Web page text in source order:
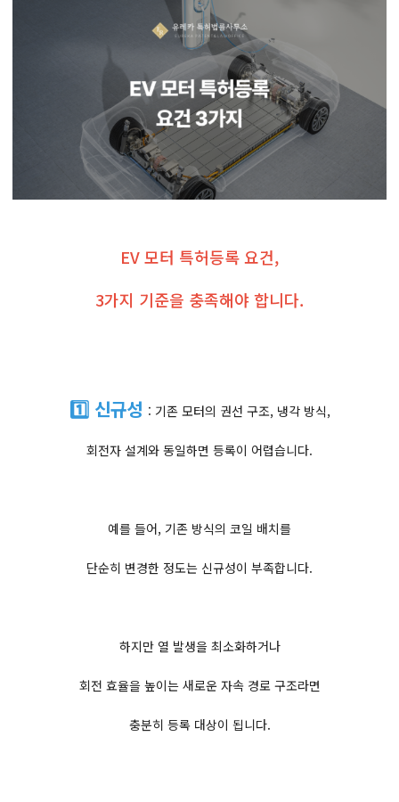
EV 모터 특허등록 요건,
3가지 기준을 충족해야 합니다.
1️⃣ 신규성 : 기존 모터의 권선 구조, 냉각 방식,
회전자 설계와 동일하면 등록이 어렵습니다.
예를 들어, 기존 방식의 코일 배치를
단순히 변경한 정도는 신규성이 부족합니다.
하지만 열 발생을 최소화하거나
회전 효율을 높이는 새로운 자속 경로 구조라면
충분히 등록 대상이 됩니다.